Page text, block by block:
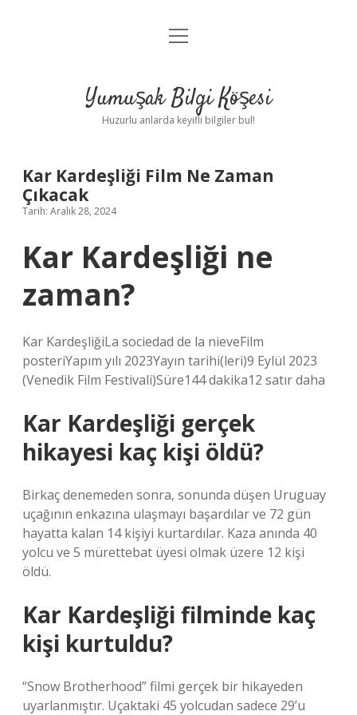
Anasayfa
Yasal Uyarı
menüyü
Yumuşak Bilgi Köşesi
Huzurlu anlarda keyifli bilgiler bul!
Kar Kardeşliği Film Ne Zaman
Çıkacak
Tarih: Aralık 28, 2024
Kar Kardeşliği ne
zaman?
Kar KardeşliğiLa sociedad de la nieveFilm
posteriYapım yılı 2023Yayın tarihi(leri)9 Eylül 2023
(Venedik Film Festivali)Süre144 dakika12 satır daha
Kar Kardeşliği gerçek
hikayesi kaç kişi öldü?
Birkaç denemeden sonra, sonunda düşen Uruguay
uçağının enkazına ulaşmayı başardılar ve 72 gün
hayatta kalan 14 kişiyi kurtardılar. Kaza anında 40
yolcu ve 5 mürettebat üyesi olmak üzere 12 kişi
öldü.
Kar Kardeşliği filminde kaç
kişi kurtuldu?
“Snow Brotherhood” filmi gerçek bir hikayeden
uyarlanmıştır. Uçaktaki 45 yolcudan sadece 29’u